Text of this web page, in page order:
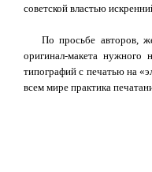
советской властью
По просьбе авторов,
оригинал-макета
типографий с печатью на
всем мире практика